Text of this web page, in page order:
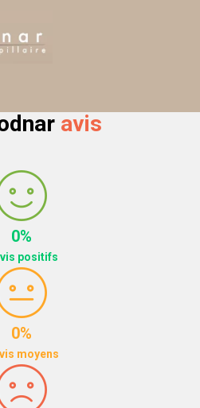
avis
0%
positifs
0%
moyens